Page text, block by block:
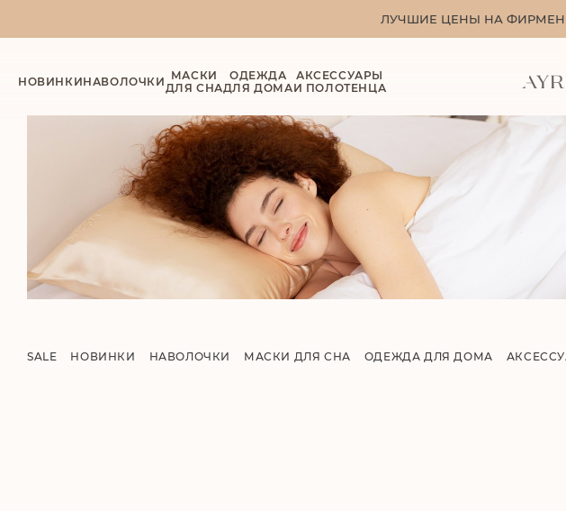
ЛУЧШИЕ ЦЕНЫ НА
НОВИНКИНАВОЛОЧКИ МАСКИ
ДЛЯ СНА
ОДЕЖДА
ДЛЯ ДОМА
АКСЕССУАРЫ
И ПОЛОТЕНЦА
SALE НОВИНКИ НАВОЛОЧКИ МАСКИ ДЛЯ СНА ОДЕЖДА ДЛЯ ДОМА